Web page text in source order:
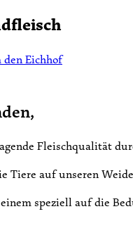
Eichhof
Fleischqualität
Tiere auf unseren
speziell auf die